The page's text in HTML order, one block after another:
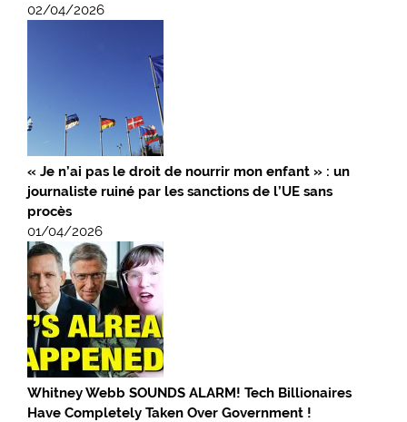
02/04/2026
« Je n’ai pas le droit de nourrir mon enfant » : un
journaliste ruiné par les sanctions de l’UE sans
procès
01/04/2026
Whitney Webb SOUNDS ALARM! Tech Billionaires
Have Completely Taken Over Government !